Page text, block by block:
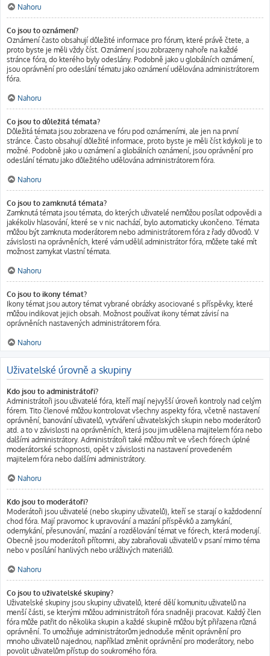
Nahoru
Co jsou to oznámení?
Oznámení často obsahují důležité informace pro fórum, které právě čtete, a
proto byste je měli vždy číst. Oznámení jsou zobrazeny nahoře na každé
stránce fóra, do kterého byly odeslány. Podobně jako u globálních oznámení,
jsou oprávnění pro odeslání tématu jako oznámení udělována administrátorem
fóra.
Nahoru
Co jsou to důležitá témata?
Důležitá témata jsou zobrazena ve fóru pod oznámeními, ale jen na první
stránce. Často obsahují důležité informace, proto byste je měli číst kdykoli je to
možné. Podobně jako u oznámení a globálních oznámení, jsou oprávnění pro
odeslání tématu jako důležitého udělována administrátorem fóra.
Nahoru
Co jsou to zamknutá témata?
Zamknutá témata jsou témata, do kterých uživatelé nemůžou posílat odpovědi a
jakékoliv hlasování, které se v nic nachází, bylo automaticky ukončeno. Témata
můžou být zamknuta moderátorem nebo administrátorem fóra z řady důvodů. V
závislosti na oprávněních, které vám udělil administrátor fóra, můžete také mít
možnost zamykat vlastní témata.
Nahoru
Co jsou to ikony témat?
Ikony témat jsou autory témat vybrané obrázky asociované s příspěvky, které
můžou indikovat jejich obsah. Možnost používat ikony témat závisí na
oprávněních nastavených administrátorem fóra.
Nahoru
Uživatelské úrovně a skupiny
Kdo jsou to administrátoři?
Administrátoři jsou uživatelé fóra, kteří mají nejvyšší úroveň kontroly nad celým
fórem. Tito členové můžou kontrolovat všechny aspekty fóra, včetně nastavení
oprávnění, banování uživatelů, vytváření uživatelských skupin nebo moderátorů
atd. a to v závislosti na oprávněních, která jsou jim udělena majitelem fóra nebo
dalšími administrátory. Administrátoři také můžou mít ve všech fórech úplné
moderátorské schopnosti, opět v závislosti na nastavení provedeném
majitelem fóra nebo dalšími administrátory.
Nahoru
Kdo jsou to moderátoři?
Moderátoři jsou uživatelé (nebo skupiny uživatelů), kteří se starají o každodenní
chod fóra. Mají pravomoc k upravování a mazání příspěvků a zamykání,
odemykání, přesunování, mazání a rozdělování témat ve fórech, která moderují.
Obecně jsou moderátoři přítomni, aby zabraňovali uživatelů v psaní mimo téma
nebo v posílání hanlivých nebo urážlivých materiálů.
Nahoru
Co jsou to uživatelské skupiny?
Uživatelské skupiny jsou skupiny uživatelů, které dělí komunitu uživatelů na
menší části, se kterými můžou administrátoři fóra snadněji pracovat. Každý člen
fóra může patřit do několika skupin a každé skupině můžou být přiřazena různá
oprávnění. To umožňuje administrátorům jednoduše měnit oprávnění pro
mnoho uživatelů najednou, například změnit oprávnění pro moderátory, nebo
povolit uživatelům přístup do soukromého fóra.